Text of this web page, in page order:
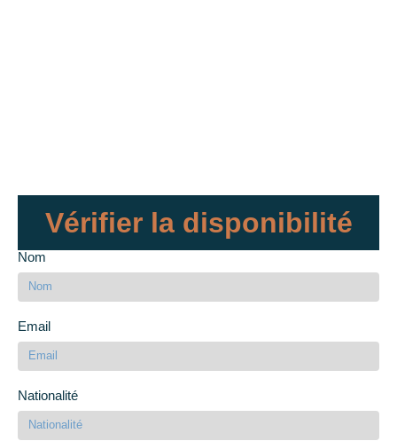
Vérifier la disponibilité
Nom
Email
Nationalité